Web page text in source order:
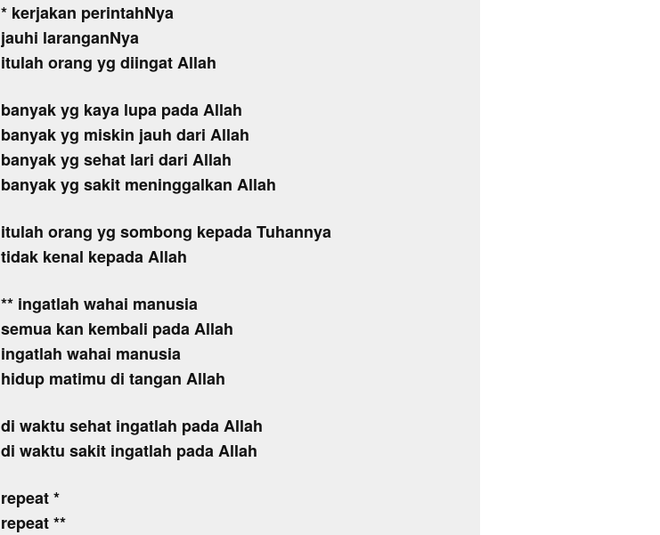
* kerjakan perintahNya
jauhi laranganNya
itulah orang yg diingat Allah
banyak yg kaya lupa pada Allah
banyak yg miskin jauh dari Allah
banyak yg sehat lari dari Allah
banyak yg sakit meninggalkan Allah
itulah orang yg sombong kepada Tuhannya
tidak kenal kepada Allah
** ingatlah wahai manusia
semua kan kembali pada Allah
ingatlah wahai manusia
hidup matimu di tangan Allah
di waktu sehat ingatlah pada Allah
di waktu sakit ingatlah pada Allah
repeat *
repeat **